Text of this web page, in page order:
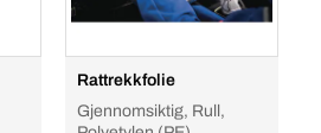
Rattrekkfolie
Gjennomsiktig, Rull,